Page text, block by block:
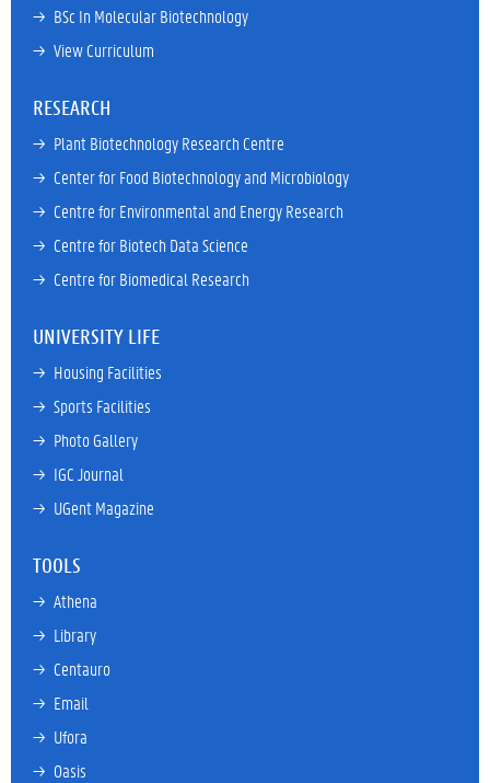
→ BSc In Molecular Biotechnology
→ View Curriculum
RESEARCH
→ Plant Biotechnology Research Centre
→ Center for Food Biotechnology and Microbiology
→ Centre for Environmental and Energy Research
→ Centre for Biotech Data Science
→ Centre for Biomedical Research
UNIVERSITY LIFE
→ Housing Facilities
→ Sports Facilities
→ Photo Gallery
→ IGC Journal
→ UGent Magazine
TOOLS
→ Athena
→ Library
→ Centauro
→ Email
→ Ufora
→ Oasis